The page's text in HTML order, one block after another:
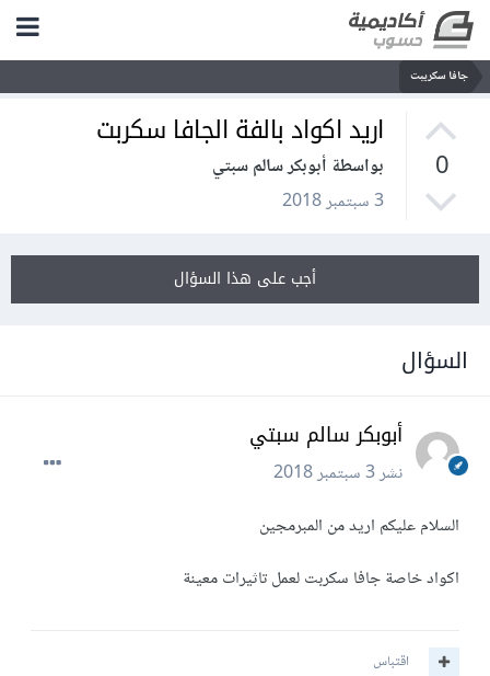
جافا سكريبت
0
اريد اكواد بالفة الجافا سكربت
بواسطة أبوبكر سالم سبتي
3 سبتمبر 2018
أجب على هذا السؤال
السؤال
أبوبكر سالم سبتي
نشر3 سبتمبر 2018
السلام عليكم اريد من المبرمجين
اكواد خاصة جافا سكربت لعمل تاثيرات معينة
اقتباس